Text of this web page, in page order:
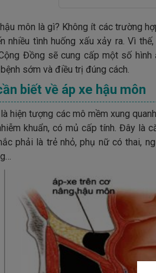
môn là gì? Không ít các trường
nhiều tình huống xấu xảy ra. Vì
Đồng sẽ cung cấp một số
sớm và điều trị đúng cách.
biết về áp xe hậu môn
hiện tượng các mô mềm xung
khuẩn, có mủ cấp tính. Đây là
phải là trẻ nhỏ, phụ nữ có thai,